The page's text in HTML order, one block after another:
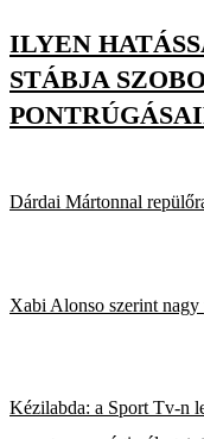
ILYEN
STÁBJA
Dárdai Mártonnal
Xabi Alonso szerint
Kézilabda: a Sport Tv-n